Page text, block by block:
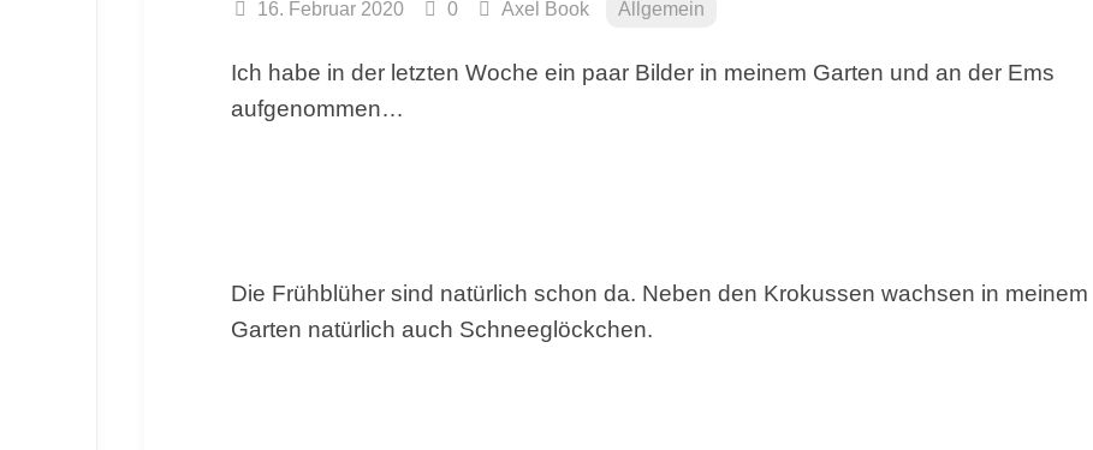
16. Februar 2020 0 Axel Book Allgemein
Ich habe in der letzten Woche ein paar Bilder in meinem Garten und an der Ems
aufgenommen…
Die Frühblüher sind natürlich schon da. Neben den Krokussen wachsen in meinem
Garten natürlich auch Schneeglöckchen.